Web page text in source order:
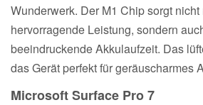
Wunderwerk. Der M1 Chip sorgt nicht
hervorragende Leistung, sondern
beeindruckende Akkulaufzeit. Das
das Gerät perfekt für geräuscharmes
Microsoft Surface Pro 7